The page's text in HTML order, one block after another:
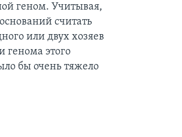
геном. Учитывая,
считать
или двух хозяев
генома этого
бы очень тяжело